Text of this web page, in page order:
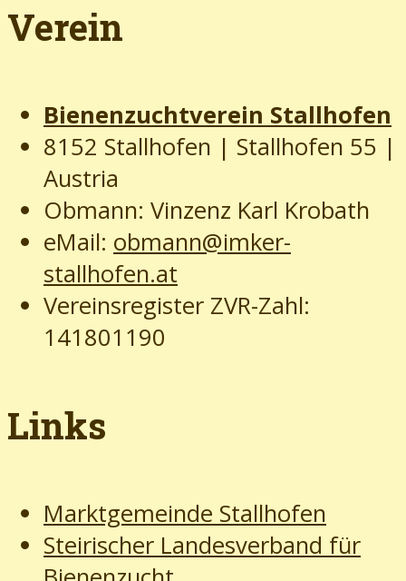
Verein
Bienenzuchtverein Stallhofen
8152 Stallhofen | Stallhofen 55 |
Austria
Obmann: Vinzenz Karl Krobath
eMail: obmann@imker-
stallhofen.at
Vereinsregister ZVR-Zahl:
141801190
Links
Marktgemeinde Stallhofen
Steirischer Landesverband für